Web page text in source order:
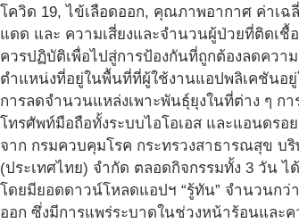
โควิด 19, ไข้เลือดออก, คุณภาพอากาศ ค่าเฉ
แดด และ ความเสี่ยงและจำนวนผู้ป่วยที่ติดเ
ควรปฏิบัติเพื่อไปสู่การป้องกันที่ถูกต้องลดควา
ตำแหน่งที่อยู่ในพื้นที่ที่ผู้ใช้งานแอปพลิเคชันอยู่
การลดจำนวนแหล่งเพาะพันธุ์ยุงในที่ต่าง ๆ ก
โทรศัพท์มือถือทั้งระบบไอโอเอส และแอนดร
จาก กรมควบคุมโรค กระทรวงสาธารณสุข บ
(ประเทศไทย) จำกัด ตลอดกิจกรรมทั้ง 3 วัน
โดยมียอดดาวน์โหลดแอปฯ “รู้ทัน” จำนวนกว่
ออก ซึ่งมีการแพร่ระบาดในช่วงหน้าร้อนและ